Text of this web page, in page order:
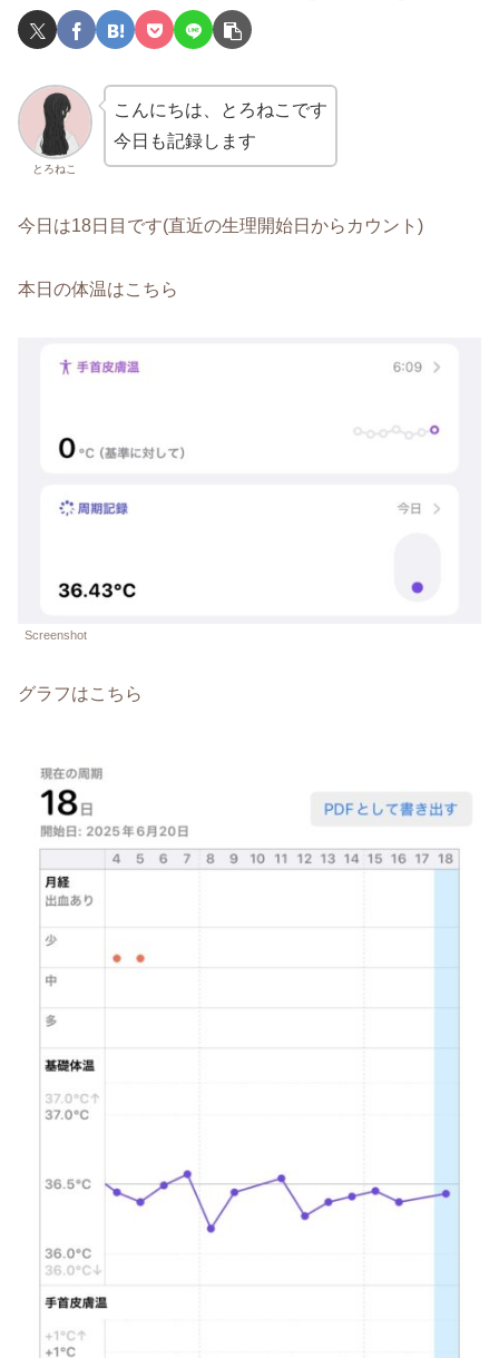
とろねこ
こんにちは、とろねこです
今日も記録します
今日は18日目です(直近の生理開始日からカウント)
本日の体温はこちら
Screenshot
グラフはこちら